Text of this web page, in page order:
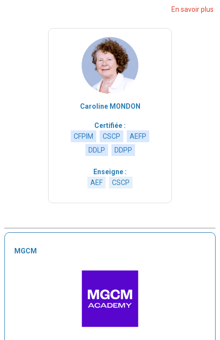
En savoir plus
Caroline MONDON
Certifiée :
CFPIM
CSCP
AEFP
DDLP
DDPP
Enseigne :
AEF
CSCP
MGCM